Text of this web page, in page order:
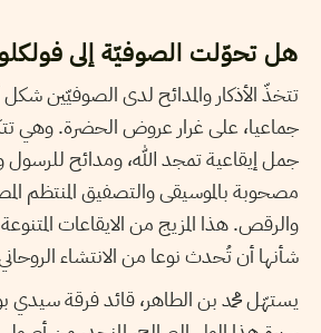
هل تحوّلت الصوفيّة إلى
تتخذّ الأذكار والمدائح لدى الصوفيّين
جماعيا، على غرار عروض الحضرة. وهي
جمل إيقاعية تمجد الله، ومدائح للرسول
مصحوبة بالموسيقى والتصفيق المنتظم
والرقص. هذا المزيج من الايقاعات
شأنها أن تُحدث نوعا من الانتشاء
يستهّل محمد بن الطاهر، قائد فرقة سيدي